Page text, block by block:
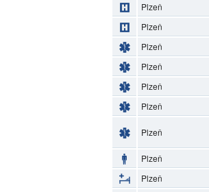
Plzeň
Plzeň
Plzeň
Plzeň
Plzeň
Plzeň
Plzeň
Plzeň
Plzeň